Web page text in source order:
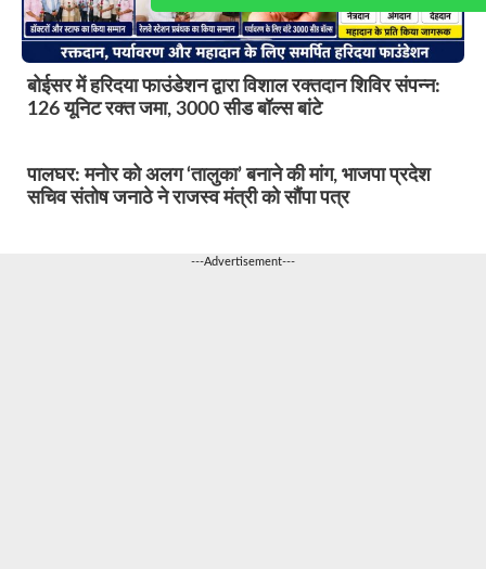
बोईसर में हरिदया फाउंडेशन द्वारा विशाल रक्तदान शिविर संपन्न:
126 यूनिट रक्त जमा, 3000 सीड बॉल्स बांटे
पालघर: मनोर को अलग ‘तालुका’ बनाने की मांग, भाजपा प्रदेश
सचिव संतोष जनाठे ने राजस्व मंत्री को सौंपा पत्र
---Advertisement---